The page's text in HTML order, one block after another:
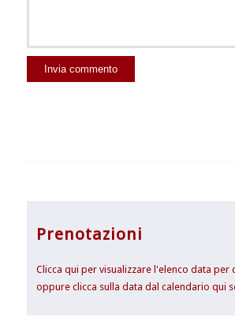
Prenotazioni
Clicca qui per visualizzare l'elenco data per
oppure clicca sulla data dal calendario qui